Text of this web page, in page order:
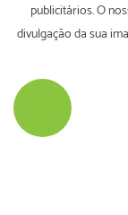
publicitários. O
divulgação da sua